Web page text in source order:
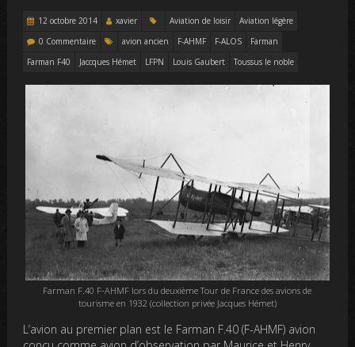
12 octobre 2014 xavier Aviation de loisir
Aviation légère
0 Commentaire
avion ancien F-AHMF F-ALOS
Farman
Farman F40
Jaccques Hémet LFPN Louis Gaubert Toussus le noble
Farman F.40 F-AHMF lors du deuxième Tour de France des avions de
tourisme en 1932 (collection privée Jacques Hémet)
L’avion au premier plan est le Farman F.40 (F-AHMF) avion